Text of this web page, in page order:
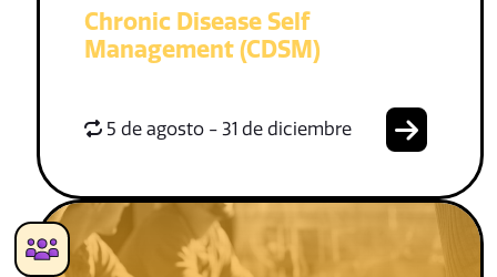
Chronic Disease Self
Management (CDSM)
5 de agosto - 31 de diciembre